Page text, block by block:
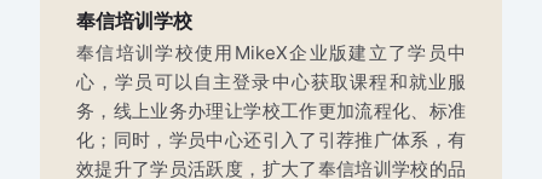
奉信培训学校
奉信培训学校使用MikeX企业版建立了学员中
心，学员可以自主登录中心获取课程和就业服
务，线上业务办理让学校工作更加流程化、标准
化；同时，学员中心还引入了引荐推广体系，有
效提升了学员活跃度，扩大了奉信培训学校的品